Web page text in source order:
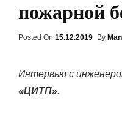
пожарной
Posted On Posted
15.12.2019 By
Интервью с
«ЦИТП».